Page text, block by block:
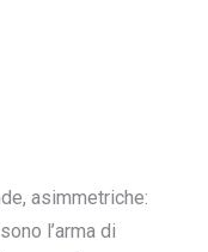
asimmetriche:
l’arma di